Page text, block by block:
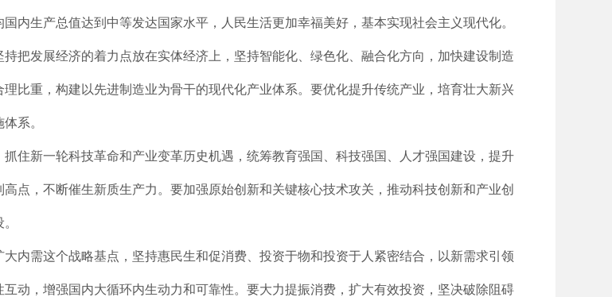
内生产总值达到中等发达国家水平，人民生活更加幸福美好，基本实现社会主义现代化。
把发展经济的着力点放在实体经济上，坚持智能化、绿色化、融合化方向，加快建设制造
比重，构建以先进制造业为骨干的现代化产业体系。要优化提升传统产业，培育壮大新兴
系。
住新一轮科技革命和产业变革历史机遇，统筹教育强国、科技强国、人才强国建设，提升
点，不断催生新质生产力。要加强原始创新和关键核心技术攻关，推动科技创新和产业创
内需这个战略基点，坚持惠民生和促消费、投资于物和投资于人紧密结合，以新需求引领
动，增强国内大循环内生动力和可靠性。要大力提振消费，扩大有效投资，坚决破除阻碍